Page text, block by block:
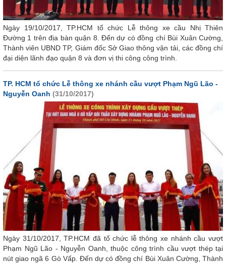
Ngày 19/10/2017, TP.HCM tổ chức Lễ thông xe cầu Nhị Thiên
Đường 1 trên địa bàn quận 8. Đến dự có đồng chí Bùi Xuân Cường,
Thành viên UBND TP, Giám đốc Sở Giao thông vận tải, các đồng chí
đại diện lãnh đạo quận 8 và đơn vị thi công công trình.
TP. HCM tổ chức Lễ thông xe nhánh cầu vượt Phạm Ngũ Lão -
Nguyễn Oanh (31/10/2017)
Ngày 31/10/2017, TP.HCM đã tổ chức lễ thông xe nhánh cầu vượt
Phạm Ngũ Lão - Nguyễn Oanh, thuộc công trình cầu vượt thép tại
nút giao ngã 6 Gò Vấp. Đến dự có đồng chí Bùi Xuân Cường, Thành